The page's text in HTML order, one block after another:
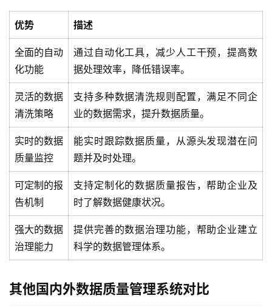
优势 描述
全面的自动
化功能
通过自动化工具，减少人工干预，提高数
据处理效率，降低错误率。
灵活的数据
清洗策略
支持多种数据清洗规则配置，满足不同企
业的数据需求，提升数据质量。
实时的数据
质量监控
能实时跟踪数据质量，从源头发现潜在问
题并及时处理。
可定制的报
告机制
支持定制化的数据质量报告，帮助企业及
时了解数据健康状况。
强大的数据
治理能力
提供完善的数据治理功能，帮助企业建立
科学的数据管理体系。
其他国内外数据质量管理系统对比